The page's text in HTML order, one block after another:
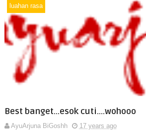
luahan rasa
Best banget...esok cuti....wohooo
AyuArjuna BiGoshh
17 years ago